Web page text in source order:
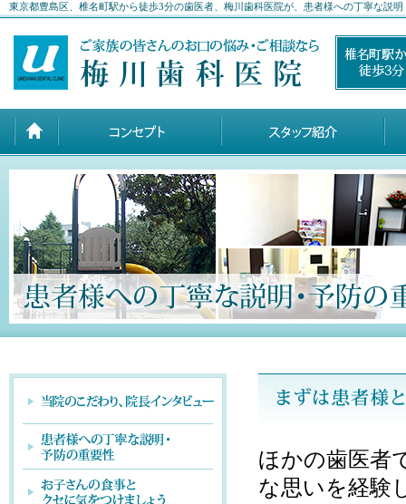
東京都豊島区、椎名町駅から徒歩3分の歯医者、梅川歯科医院が、患者様への丁寧な説
ほかの歯医者
な思いを経験